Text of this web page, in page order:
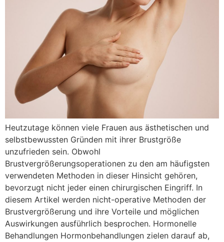
Heutzutage können viele Frauen aus ästhetischen und
selbstbewussten Gründen mit ihrer Brustgröße
unzufrieden sein. Obwohl
Brustvergrößerungsoperationen zu den am häufigsten
verwendeten Methoden in dieser Hinsicht gehören,
bevorzugt nicht jeder einen chirurgischen Eingriff. In
diesem Artikel werden nicht-operative Methoden der
Brustvergrößerung und ihre Vorteile und möglichen
Auswirkungen ausführlich besprochen. Hormonelle
Behandlungen Hormonbehandlungen zielen darauf ab,